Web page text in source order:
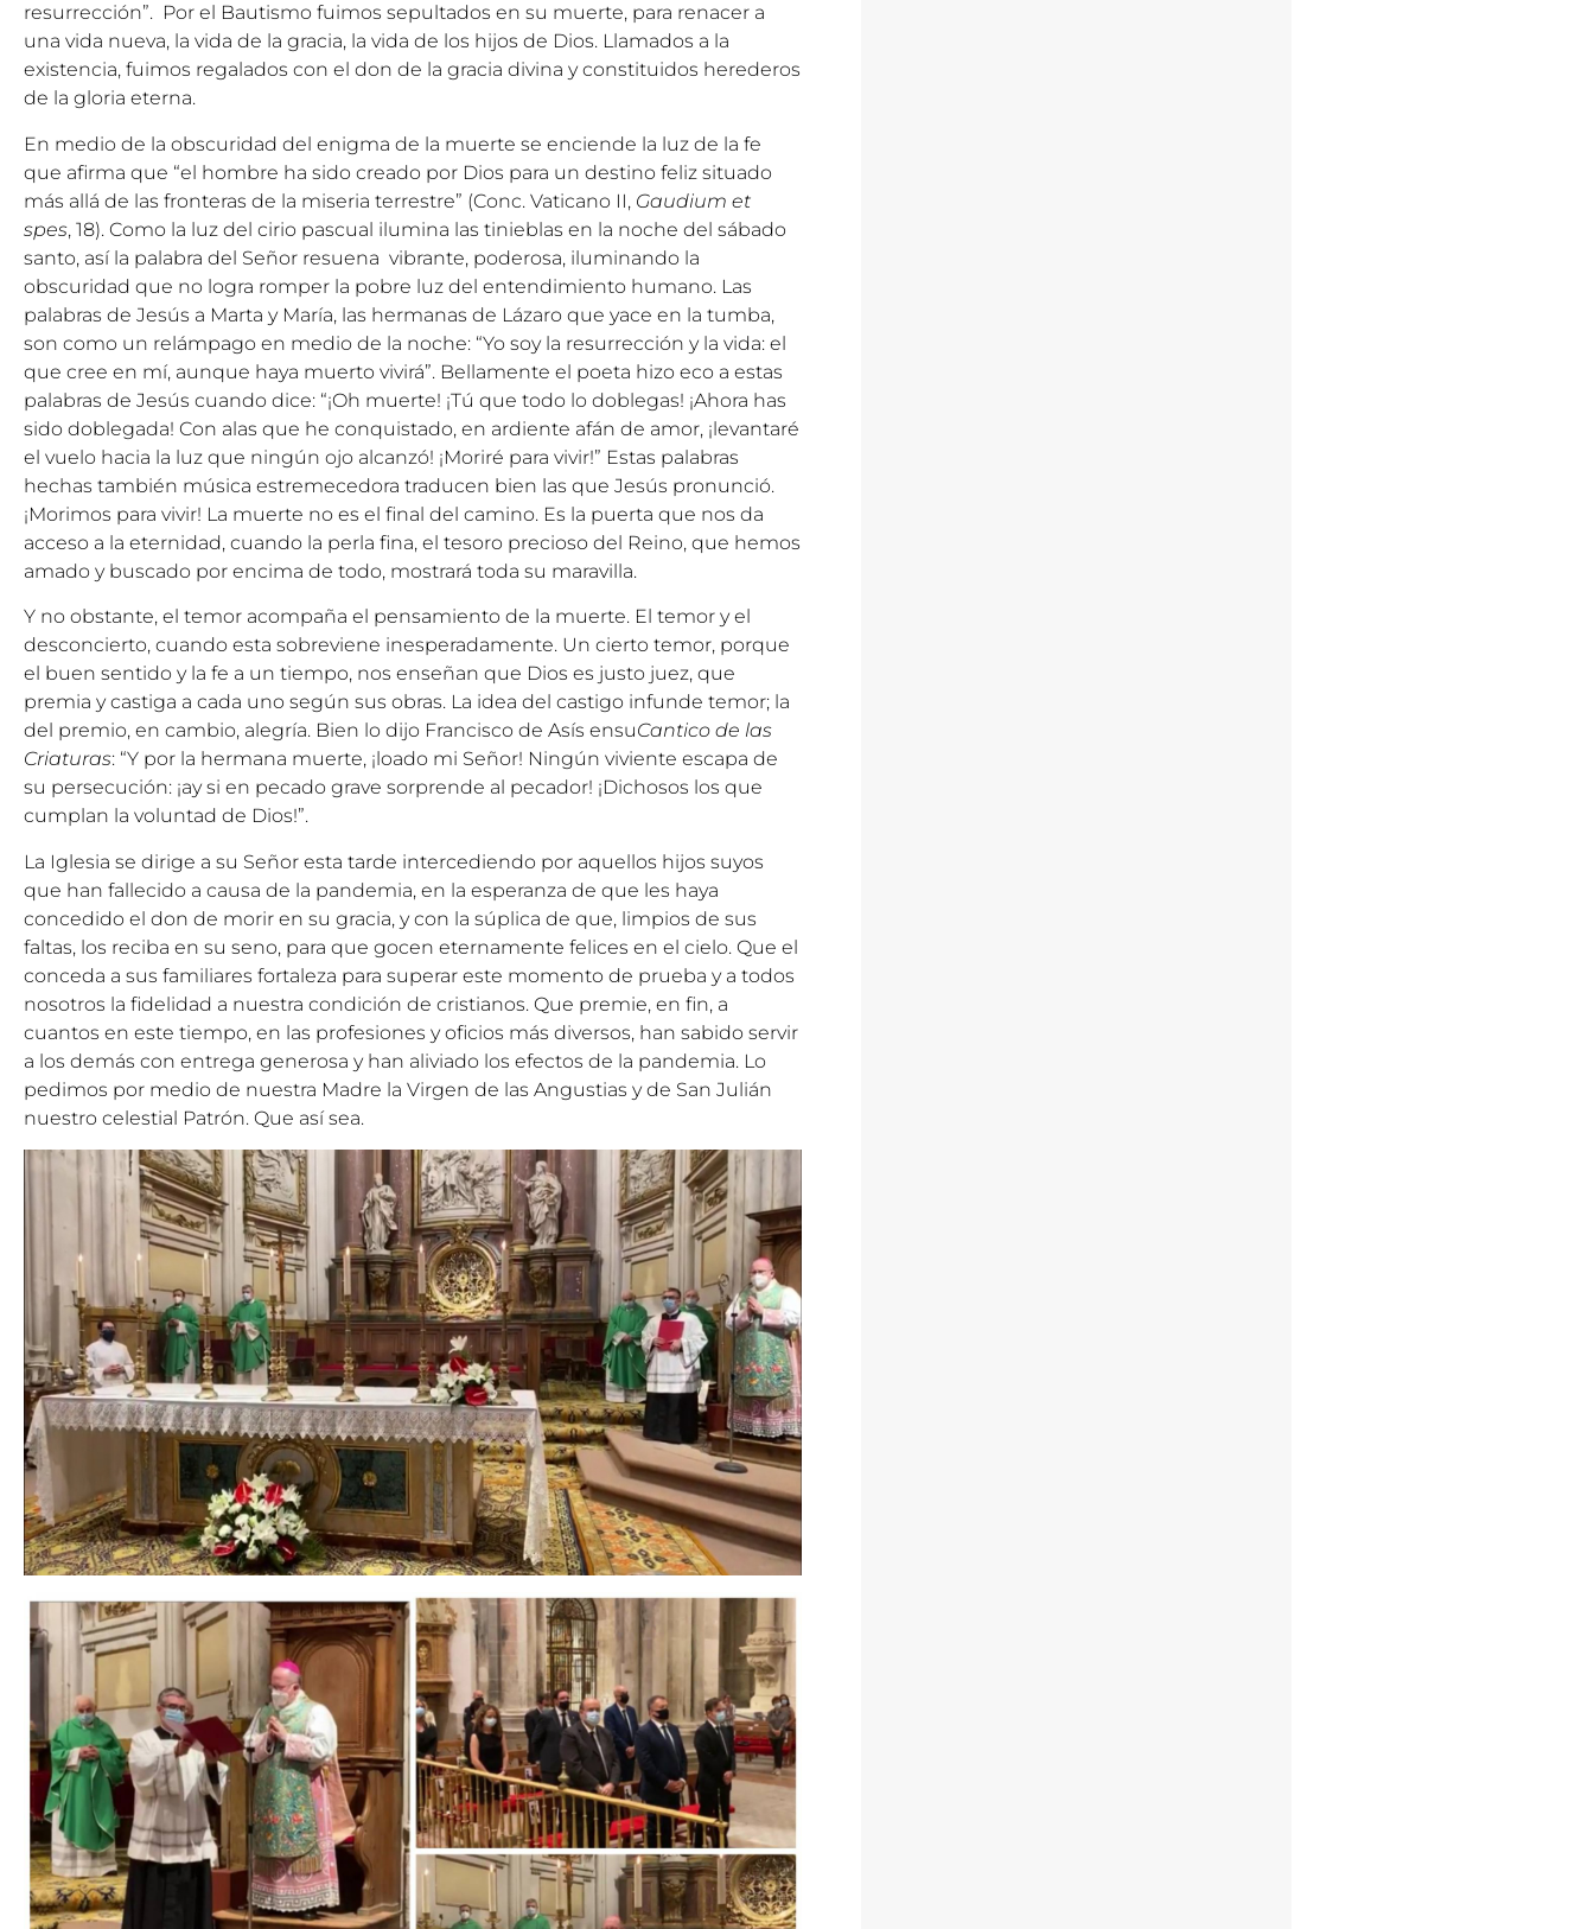
resurrección”. Por el Bautismo fuimos sepultados en su muerte, para renacer a
una vida nueva, la vida de la gracia, la vida de los hijos de Dios. Llamados a la
existencia, fuimos regalados con el don de la gracia divina y constituidos herederos
de la gloria eterna.
En medio de la obscuridad del enigma de la muerte se enciende la luz de la fe
que afirma que “el hombre ha sido creado por Dios para un destino feliz situado
más allá de las fronteras de la miseria terrestre” (Conc. Vaticano II, Gaudium et
spes, 18). Como la luz del cirio pascual ilumina las tinieblas en la noche del sábado
santo, así la palabra del Señor resuena vibrante, poderosa, iluminando la
obscuridad que no logra romper la pobre luz del entendimiento humano. Las
palabras de Jesús a Marta y María, las hermanas de Lázaro que yace en la tumba,
son como un relámpago en medio de la noche: “Yo soy la resurrección y la vida: el
que cree en mí, aunque haya muerto vivirá”. Bellamente el poeta hizo eco a estas
palabras de Jesús cuando dice: “¡Oh muerte! ¡Tú que todo lo doblegas! ¡Ahora has
sido doblegada! Con alas que he conquistado, en ardiente afán de amor, ¡levantaré
el vuelo hacia la luz que ningún ojo alcanzó! ¡Moriré para vivir!” Estas palabras
hechas también música estremecedora traducen bien las que Jesús pronunció.
¡Morimos para vivir! La muerte no es el final del camino. Es la puerta que nos da
acceso a la eternidad, cuando la perla fina, el tesoro precioso del Reino, que hemos
amado y buscado por encima de todo, mostrará toda su maravilla.
Y no obstante, el temor acompaña el pensamiento de la muerte. El temor y el
desconcierto, cuando esta sobreviene inesperadamente. Un cierto temor, porque
el buen sentido y la fe a un tiempo, nos enseñan que Dios es justo juez, que
premia y castiga a cada uno según sus obras. La idea del castigo infunde temor; la
del premio, en cambio, alegría. Bien lo dijo Francisco de Asís ensuCantico de las
Criaturas: “Y por la hermana muerte, ¡loado mi Señor! Ningún viviente escapa de
su persecución: ¡ay si en pecado grave sorprende al pecador! ¡Dichosos los que
cumplan la voluntad de Dios!”.
La Iglesia se dirige a su Señor esta tarde intercediendo por aquellos hijos suyos
que han fallecido a causa de la pandemia, en la esperanza de que les haya
concedido el don de morir en su gracia, y con la súplica de que, limpios de sus
faltas, los reciba en su seno, para que gocen eternamente felices en el cielo. Que el
conceda a sus familiares fortaleza para superar este momento de prueba y a todos
nosotros la fidelidad a nuestra condición de cristianos. Que premie, en fin, a
cuantos en este tiempo, en las profesiones y oficios más diversos, han sabido servir
a los demás con entrega generosa y han aliviado los efectos de la pandemia. Lo
pedimos por medio de nuestra Madre la Virgen de las Angustias y de San Julián
nuestro celestial Patrón. Que así sea.